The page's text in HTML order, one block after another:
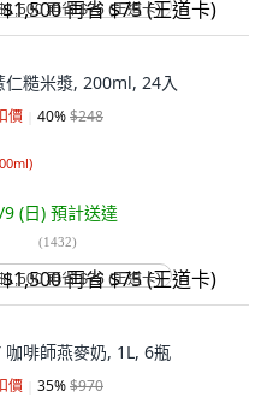
再省 $75 (王道卡)
仁糙米漿, 200ml, 24入
價 40%$248
)
(日) 預計送達
(1432)
再省 $75 (王道卡)
咖啡師燕麥奶, 1L, 6瓶
價 35%$970